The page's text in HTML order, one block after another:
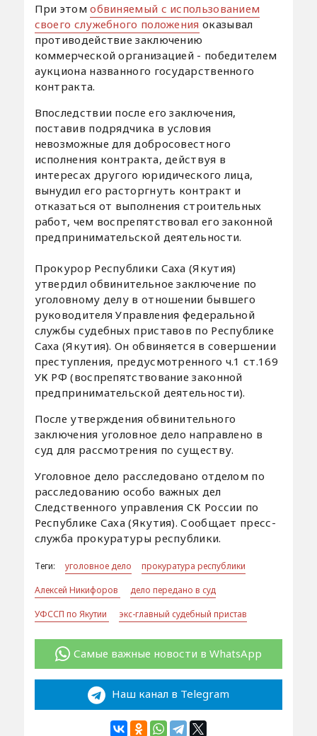
При этомобвиняемый с использованием
своего служебного положения оказывал
противодействие заключению
коммерческой организацией - победителем
аукциона названного государственного
контракта.
Впоследствии после его заключения,
поставив подрядчика в условия
невозможные для добросовестного
исполнения контракта, действуя в
интересах другого юридического лица,
вынудил его расторгнуть контракт и
отказаться от выполнения строительных
работ, чем воспрепятствовал его законной
предпринимательской деятельности.
Прокурор Республики Саха (Якутия)
утвердил обвинительное заключение по
уголовному делу в отношении бывшего
руководителя Управления федеральной
службы судебных приставов по Республике
Саха (Якутия). Он обвиняется в совершении
преступления, предусмотренного ч.1 ст.169
УК РФ (воспрепятствование законной
предпринимательской деятельности).
После утверждения обвинительного
заключения уголовное дело направлено в
суд для рассмотрения по существу.
Уголовное дело расследовано отделом по
расследованию особо важных дел
Следственного управления СК России по
Республике Саха (Якутия). Сообщает пресс-
служба прокуратуры республики.
Теги: уголовное дело
прокуратура республики
Алексей Никифоров
дело передано в суд
УФССП по Якутии
экс-главный судебный пристав
Самые важные новости в WhatsApp
Наш канал в Telegram